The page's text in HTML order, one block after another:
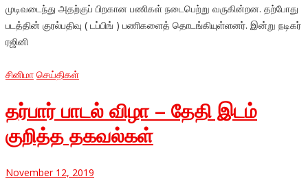
முடிவடைந்து அதற்குப் பிறகான பணிகள் நடைபெற்று வருகின்றன. தற்போது
படத்தின் குரல்பதிவு ( டப்பிங் ) பணிகளைத் தொடங்கியுள்ளனர். இன்று நடிகர்
ரஜினி
சினிமா செய்திகள்
தர்பார் பாடல் விழா – தேதி இடம்
குறித்த தகவல்கள்
November 12, 2019